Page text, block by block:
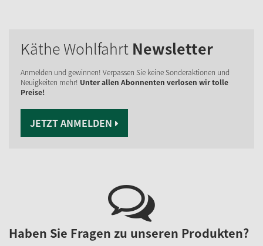
Käthe Wohlfahrt Newsletter
Anmelden und gewinnen! Verpassen Sie keine Sonderaktionen und
Neuigkeiten mehr! Unter allen Abonnenten verlosen wir tolle
Preise!
JETZT ANMELDEN
Haben Sie Fragen zu unseren Produkten?